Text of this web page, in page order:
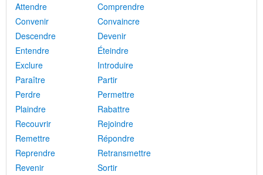
Attendre
Comprendre
Convenir
Convaincre
Descendre
Devenir
Entendre
Éteindre
Exclure
Introduire
Paraître
Partir
Perdre
Permettre
Plaindre
Rabattre
Recouvrir
Rejoindre
Remettre
Répondre
Reprendre
Retransmettre
Revenir
Sortir